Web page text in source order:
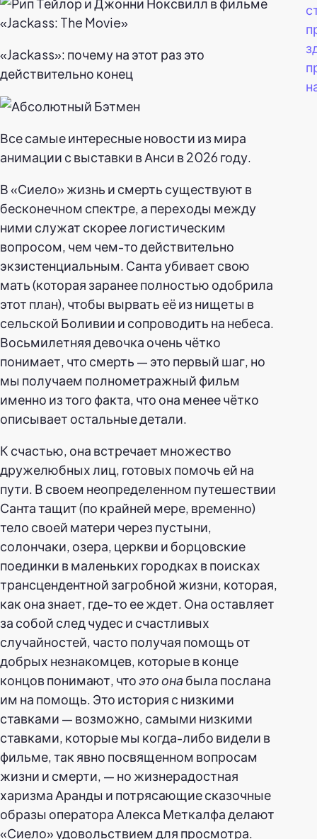
«Jackass»: почему на этот раз это
действительно конец
Все самые интересные новости из мира
анимации с выставки в Анси в 2026 году.
В «Сиело» жизнь и смерть существуют в
бесконечном спектре, а переходы между
ними служат скорее логистическим
вопросом, чем чем-то действительно
экзистенциальным. Санта убивает свою
мать (которая заранее полностью одобрила
этот план), чтобы вырвать её из нищеты в
сельской Боливии и сопроводить на небеса.
Восьмилетняя девочка очень чётко
понимает, что смерть — это первый шаг, но
мы получаем полнометражный фильм
именно из того факта, что она менее чётко
описывает остальные детали.
К счастью, она встречает множество
дружелюбных лиц, готовых помочь ей на
пути. В своем неопределенном путешествии
Санта тащит (по крайней мере, временно)
тело своей матери через пустыни,
солончаки, озера, церкви и борцовские
поединки в маленьких городках в поисках
трансцендентной загробной жизни, которая,
как она знает, где-то ее ждет. Она оставляет
за собой след чудес и счастливых
случайностей, часто получая помощь от
добрых незнакомцев, которые в конце
концов понимают, чтоэто она была послана
им на помощь. Это история с низкими
ставками — возможно, самыми низкими
ставками, которые мы когда-либо видели в
фильме, так явно посвященном вопросам
жизни и смерти, — но жизнерадостная
харизма Аранды и потрясающие сказочные
образы оператора Алекса Меткалфа делают
«Сиело» удовольствием для просмотра.